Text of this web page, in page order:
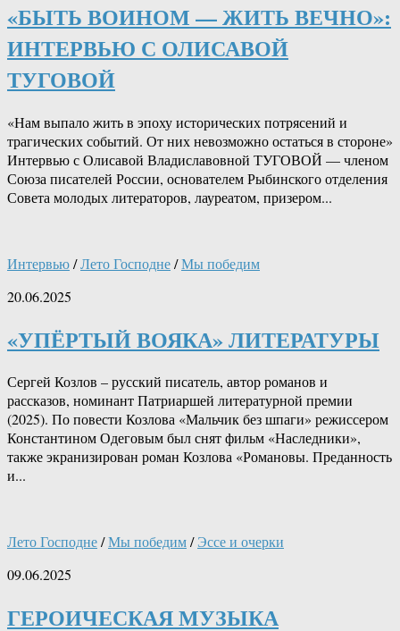
«БЫТЬ ВОИНОМ — ЖИТЬ ВЕЧНО»:
ИНТЕРВЬЮ С ОЛИСАВОЙ
ТУГОВОЙ
«Нам выпало жить в эпоху исторических потрясений и
трагических событий. От них невозможно остаться в стороне»
Интервью с Олисавой Владиславовной ТУГОВОЙ — членом
Союза писателей России, основателем Рыбинского отделения
Совета молодых литераторов, лауреатом, призером...
Интервью/Лето Господне/Мы победим
20.06.2025
«УПЁРТЫЙ ВОЯКА» ЛИТЕРАТУРЫ
Сергей Козлов – русский писатель, автор романов и
рассказов, номинант Патриаршей литературной премии
(2025). По повести Козлова «Мальчик без шпаги» режиссером
Константином Одеговым был снят фильм «Наследники»,
также экранизирован роман Козлова «Романовы. Преданность
и...
Лето Господне/Мы победим/Эссе и очерки
09.06.2025
ГЕРОИЧЕСКАЯ МУЗЫКА